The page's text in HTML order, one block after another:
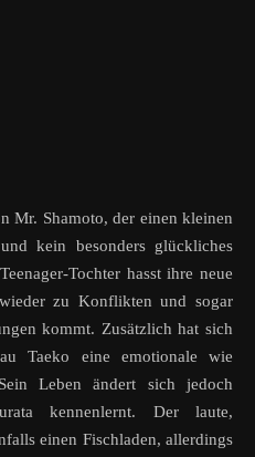
Mr. Shamoto, der einen kleinen
kein besonders glückliches
Tochter hasst ihre neue
zu Konflikten und sogar
kommt. Zusätzlich hat sich
Taeko eine emotionale wie
Leben ändert sich jedoch
kennenlernt. Der laute,
einen Fischladen, allerdings